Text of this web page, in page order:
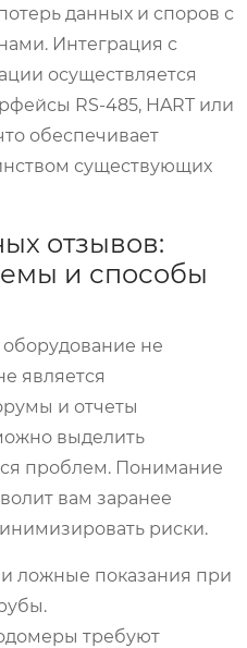
данных и споров с
Интеграция с
осуществляется
RS-485, HART или
обеспечивает
существующих
отзывов:
и способы
не
является
и отчеты
выделить
проблем. Понимание
вам заранее
риски.
ложные показания при
требуют